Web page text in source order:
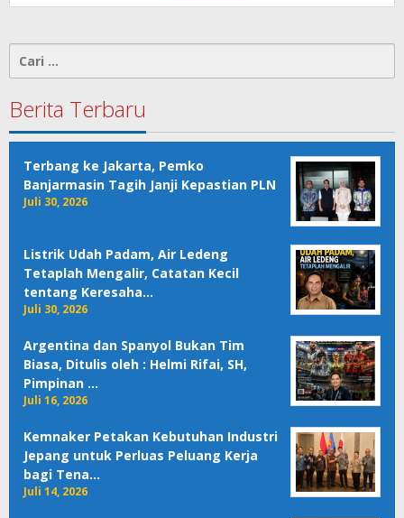
Cari
Berita Terbaru
Terbang ke Jakarta, Pemko
Banjarmasin Tagih Janji Kepastian PLN
Juli 30, 2026
Listrik Udah Padam, Air Ledeng
Tetaplah Mengalir, Catatan Kecil
tentang Keresaha…
Juli 30, 2026
Argentina dan Spanyol Bukan Tim
Biasa, Ditulis oleh : Helmi Rifai, SH,
Pimpinan …
Juli 16, 2026
Kemnaker Petakan Kebutuhan Industri
Jepang untuk Perluas Peluang Kerja
bagi Tena…
Juli 14, 2026